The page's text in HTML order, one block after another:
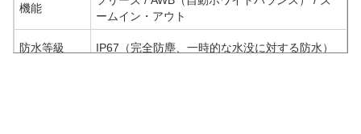
機能
ームイン・アウト
防水等級 IP67（完全防塵、一時的な水没に対する防水）